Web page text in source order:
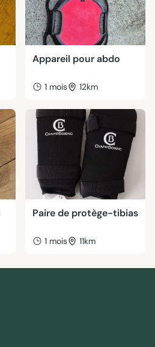
Appareil pour abdo
1 mois 12km
Paire de protège-tibias
1 mois 11km